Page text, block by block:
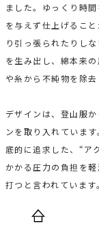
ました。ゆっくり時
を与えず仕上げるこ
り引っ張られたりし
を生み出し、綿本来
や糸から不純物を除去
デザインは、登山服
ンを取り入れていま
底的に追求した、“ア
かかる圧力の負担を
打つと言われていま
るパターンを考案し